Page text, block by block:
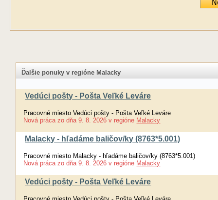
Ďalšie ponuky v regióne Malacky
Vedúci pošty - Pošta Veľké Leváre
Pracovné miesto Vedúci pošty - Pošta Veľké Leváre
Nová práca zo dňa 9. 8. 2026 v regióne Malacky
Malacky - hľadáme baličov/ky (8763*5.001)
Pracovné miesto Malacky - hľadáme baličov/ky (8763*5.001)
Nová práca zo dňa 9. 8. 2026 v regióne Malacky
Vedúci pošty - Pošta Veľké Leváre